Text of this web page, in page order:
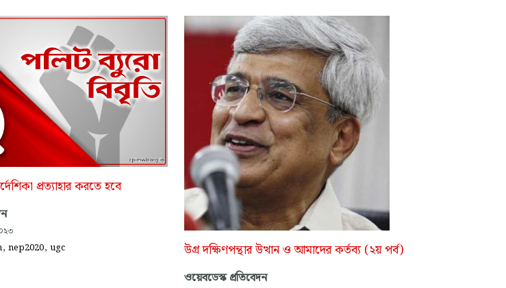
প্রত্যাহার করতে হবে
, nep2020, ugc উগ্র দক্ষিণপন্থার উত্থান ও আমাদের কর্তব্য (২য় পর্ব)
ওয়েবডেস্ক প্রতিবেদন